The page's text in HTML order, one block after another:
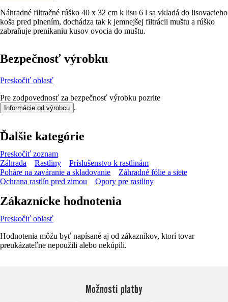
Náhradné filtračné rúško 40 x 32 cm k lisu 6 l sa vkladá do lisovacieho
koša pred plnením, dochádza tak k jemnejšej filtrácii muštu a rúško
zabraňuje prenikaniu kusov ovocia do muštu.
Bezpečnosť výrobku
Preskočiť oblasť
Pre zodpovednosť za bezpečnosť výrobku pozrite
Informácie od výrobcu .
Ďalšie kategórie
Preskočiť zoznam
Záhrada
Rastliny
Príslušenstvo k rastlinám
Poháre na zaváranie a skladovanie
Záhradné fólie a siete
Ochrana rastlín pred zimou
Opory pre rastliny
Zákaznícke hodnotenia
Preskočiť oblasť
Hodnotenia môžu byť napísané aj od zákazníkov, ktorí tovar
preukázateľne nepoužili alebo nekúpili.
Možnosti platby